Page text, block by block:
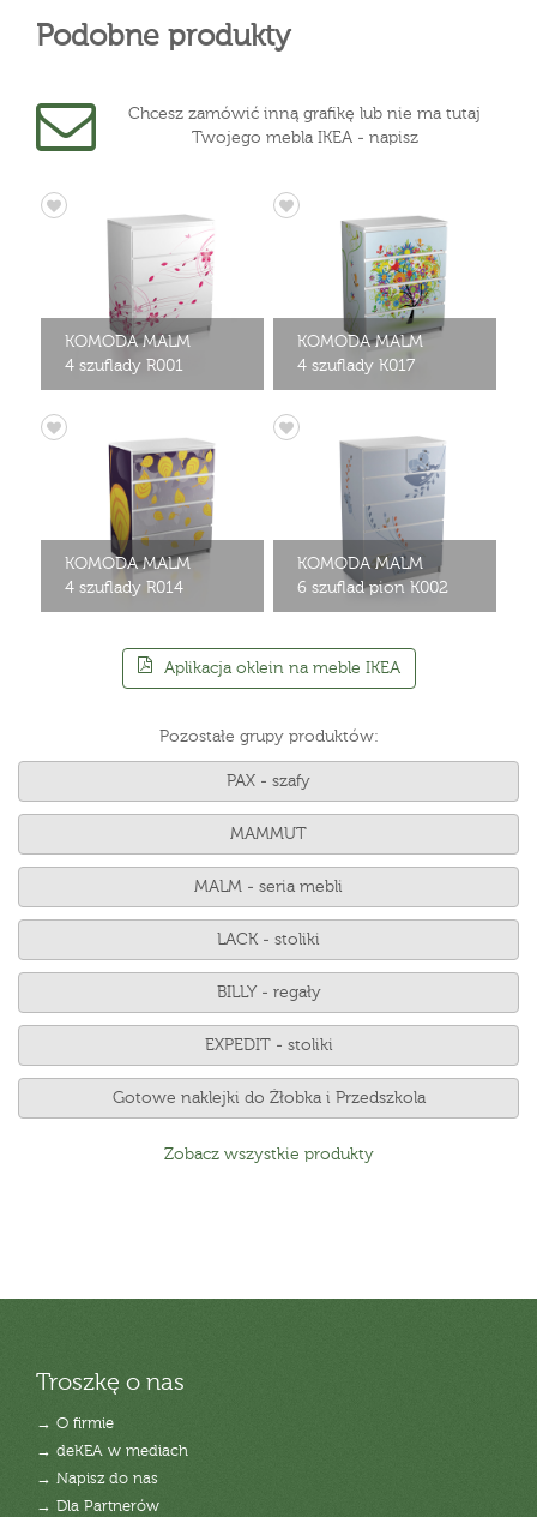
Podobne produkty
Chcesz zamówić inną grafikę lub nie ma tutaj
Twojego mebla IKEA - napisz
KOMODA MALM
4 szuflady R001
KOMODA MALM
4 szuflady K017
KOMODA MALM
4 szuflady R014
KOMODA MALM
6 szuflad pion K002
Aplikacja oklein na meble IKEA
Pozostałe grupy produktów:
PAX - szafy
MAMMUT
MALM - seria mebli
LACK - stoliki
BILLY - regały
EXPEDIT - stoliki
Gotowe naklejki do Żłobka i Przedszkola
Zobacz wszystkie produkty
Troszkę o nas
→ O firmie
→ deKEA w mediach
→ Napisz do nas
→ Dla Partnerów